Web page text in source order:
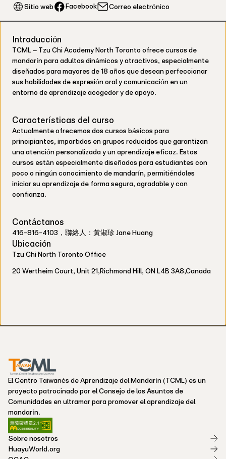
Sitio web
Facebook Correo electrónico
Introducción
TCML – Tzu Chi Academy North Toronto ofrece cursos de
mandarín para adultos dinámicos y atractivos, especialmente
diseñados para mayores de 18 años que desean perfeccionar
sus habilidades de expresión oral y comunicación en un
entorno de aprendizaje acogedor y de apoyo.
Características del curso
Actualmente ofrecemos dos cursos básicos para
principiantes, impartidos en grupos reducidos que garantizan
una atención personalizada y un aprendizaje eficaz. Estos
cursos están especialmente diseñados para estudiantes con
poco o ningún conocimiento de mandarín, permitiéndoles
iniciar su aprendizaje de forma segura, agradable y con
confianza.
Contáctanos
416-816-4103，聯絡人：黃淑珍 Jane Huang
Ubicación
Tzu Chi North Toronto Office
20 Wertheim Court, Unit 21,Richmond Hill, ON L4B 3A8,Canada
El Centro Taiwanés de Aprendizaje del Mandarín (TCML) es un
proyecto patrocinado por el Consejo de los Asuntos de
Comunidades en ultramar para promover el aprendizaje del
mandarín.
Sobre nosotros
HuayuWorld.org